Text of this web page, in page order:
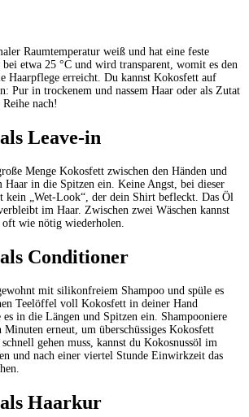
Raumtemperatur weiß und hat eine feste
bei etwa 25 °C und wird transparent, womit es den
Haarpflege erreicht. Du kannst Kokosfett auf
Pur in trockenem und nassem Haar oder als Zutat
Reihe nach!
als Leave-in
Menge Kokosfett zwischen den Händen und
Haar in die Spitzen ein. Keine Angst, bei dieser
kein „Wet-Look“, der dein Shirt befleckt. Das Öl
im Haar. Zwischen zwei Wäschen kannst
oft wie nötig wiederholen.
als Conditioner
mit silikonfreiem Shampoo und spüle es
Teelöffel voll Kokosfett in deiner Hand
es in die Längen und Spitzen ein. Shampooniere
Minuten erneut, um überschüssiges Kokosfett
schnell gehen muss, kannst du Kokosnussöl im
und nach einer viertel Stunde Einwirkzeit das
als Haarkur